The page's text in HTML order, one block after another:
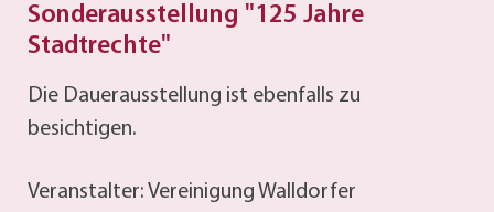
Sonderausstellung "125 Jahre
Stadtrechte"
Die Dauerausstellung ist ebenfalls zu
besichtigen.
Veranstalter: Vereinigung Walldorfer